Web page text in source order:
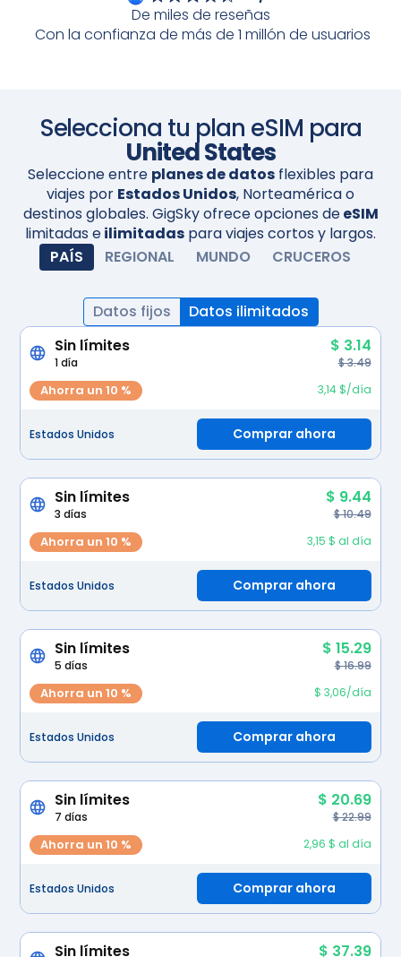
Escanea con tu cámara
se activará automáticamente. Disfruta de una
conectividad perfecta.
De miles de reseñas
Con la confianza de más de 1 millón de usuarios
Selecciona tu plan eSIM para
United States
Seleccione entre planes de datos flexibles para
viajes por Estados Unidos, Norteamérica o
destinos globales. GigSky ofrece opciones deeSIM
limitadas eilimitadas para viajes cortos y largos.
PAÍS
REGIONAL MUNDO CRUCEROS
Datos fijos
Datos ilimitados
Sin límites
$ 3.14
1 día $ 3.49
Ahorra un 10 % 3,14 $/día
Estados Unidos Comprar ahora
Sin límites $ 9.44
3 días $ 10.49
Ahorra un 10 % 3,15 $ al día
Estados Unidos Comprar ahora
Sin límites $ 15.29
5 días $ 16.99
Ahorra un 10 % $ 3,06/día
Estados Unidos Comprar ahora
Sin límites $ 20.69
7 días $ 22.99
Ahorra un 10 % 2,96 $ al día
Estados Unidos Comprar ahora
Sin límites $ 37.39